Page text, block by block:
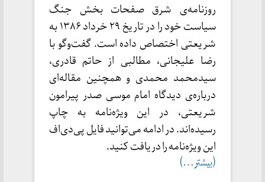
روزنامه‌ی شرق صفحات بخش جنگ
سیاست خود را در تاریخ ۲۹ خرداد ۱۳۸۶ به
شریعتی اختصاص داده است. گفت‌وگو با
رضا علیجانی، مطالبی از حاتم قادری،
سیدمحمد محمدی و همچنین مقاله‌ای
درباره‌ی دیدگاه امام موسی صدر پیرامون
شریعتی، در این ویژه‌نامه به چاپ
رسیده‌اند. در ادامه می‌توانید فایل پی‌دی‌اف
این ویژه‌نامه را دریافت کنید.
(بیشتر…)